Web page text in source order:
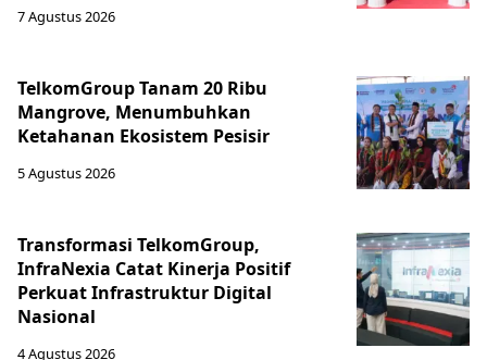
7 Agustus 2026
TelkomGroup Tanam 20 Ribu
Mangrove, Menumbuhkan
Ketahanan Ekosistem Pesisir
5 Agustus 2026
Transformasi TelkomGroup,
InfraNexia Catat Kinerja Positif
Perkuat Infrastruktur Digital
Nasional
4 Agustus 2026